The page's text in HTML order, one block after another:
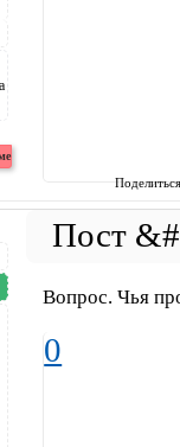
Вопрос. Чья
0